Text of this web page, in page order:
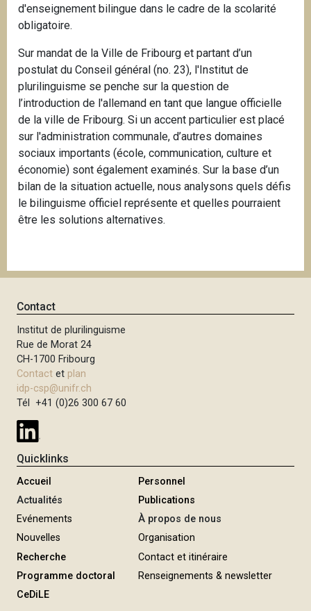
d'enseignement bilingue dans le cadre de la scolarité
obligatoire.
Sur mandat de la Ville de Fribourg et partant d’un
postulat du Conseil général (no. 23), l'Institut de
plurilinguisme se penche sur la question de
l’introduction de l'allemand en tant que langue officielle
de la ville de Fribourg. Si un accent particulier est placé
sur l'administration communale, d’autres domaines
sociaux importants (école, communication, culture et
économie) sont également examinés. Sur la base d’un
bilan de la situation actuelle, nous analysons quels défis
le bilinguisme officiel représente et quelles pourraient
être les solutions alternatives.
Contact
Institut de plurilinguisme
Rue de Morat 24
CH-1700 Fribourg
Contact et plan
idp-csp@unifr.ch
Tél +41 (0)26 300 67 60
Quicklinks
Accueil
Actualités
Evénements
Nouvelles
Recherche
Programme doctoral
CeDiLE
Personnel
Publications
À propos de nous
Organisation
Contact et itinéraire
Renseignements & newsletter